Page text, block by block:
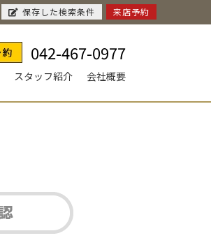
042-467-0977
スタッフ紹介 会社概要
保存した検索条件 来店予約